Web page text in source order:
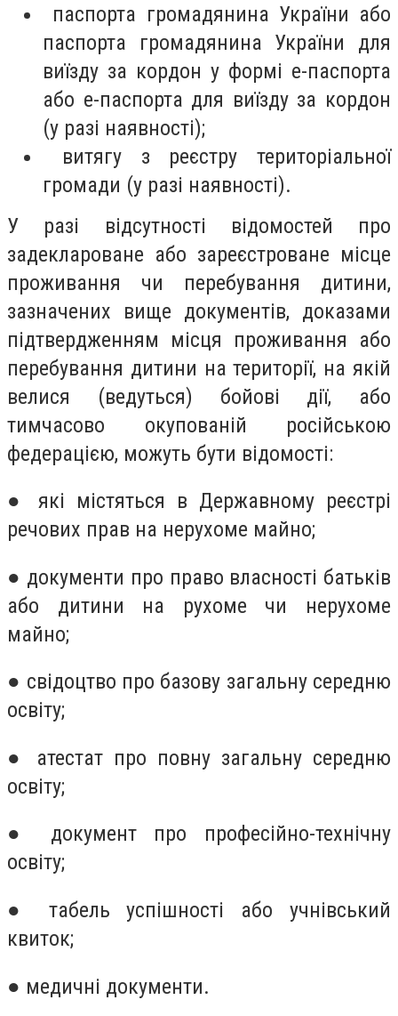
паспорта громадянина України або
паспорта громадянина України для
виїзду за кордон у формі е-паспорта
або е-паспорта для виїзду за кордон
(у разі наявності);
витягу з реєстру територіальної
громади (у разі наявності).
У разі відсутності відомостей про
задеклароване або зареєстроване місце
проживання чи перебування дитини,
зазначених вище документів, доказами
підтвердженням місця проживання або
перебування дитини на території, на якій
велися (ведуться) бойові дії, або
тимчасово окупованій російською
федерацією, можуть бути відомості:
● які містяться в Державному реєстрі
речових прав на нерухоме майно;
● документи про право власності батьків
або дитини на рухоме чи нерухоме
майно;
● свідоцтво про базову загальну середню
освіту;
● атестат про повну загальну середню
освіту;
● документ про професійно-технічну
освіту;
● табель успішності або учнівський
квиток;
● медичні документи.